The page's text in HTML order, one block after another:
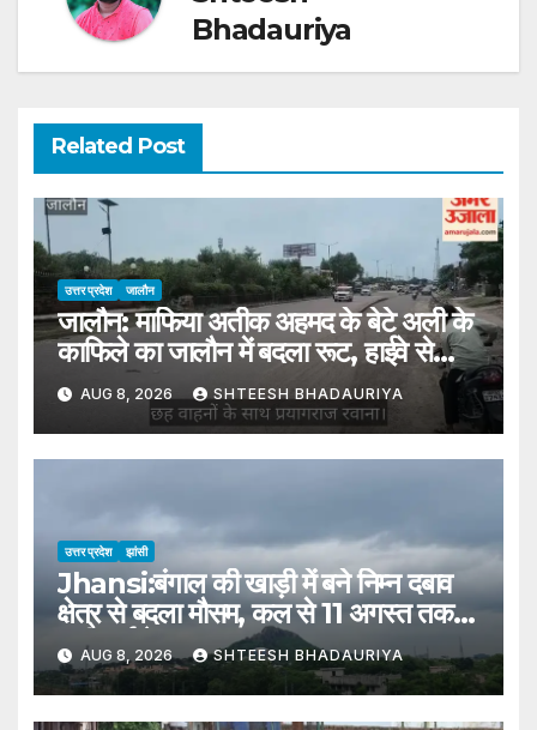
Bhadauriya
Related Post
उत्तर प्रदेश जालौन
जालौन: माफिया अतीक अहमद के बेटे अली के
काफिले का जालौन में बदला रूट, हाईवे से
प्रयागराज रवाना
AUG 8, 2026 SHTEESH BHADAURIYA
उत्तर प्रदेश झांसी
Jhansi:बंगाल की खाड़ी में बने निम्न दबाव
क्षेत्र से बदला मौसम, कल से 11 अगस्त तक
भारी वर्षा के आसार – Jhansi:
Weather Changes Due To A
Low-pressure Area Formed
AUG 8, 2026 SHTEESH BHADAURIYA